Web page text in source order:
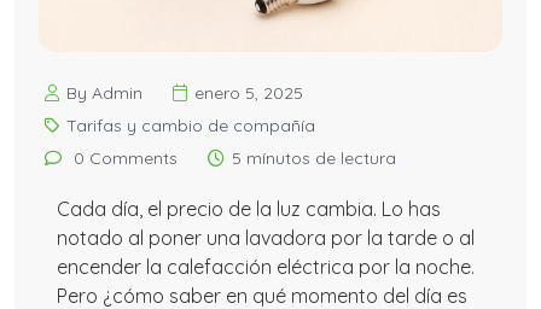
By Admin
enero 5, 2025
Tarifas y cambio de compañía
0 Comments
5 mínutos de lectura
Cada día, el precio de la luz cambia. Lo has
notado al poner una lavadora por la tarde o al
encender la calefacción eléctrica por la noche.
Pero ¿cómo saber en qué momento del día es